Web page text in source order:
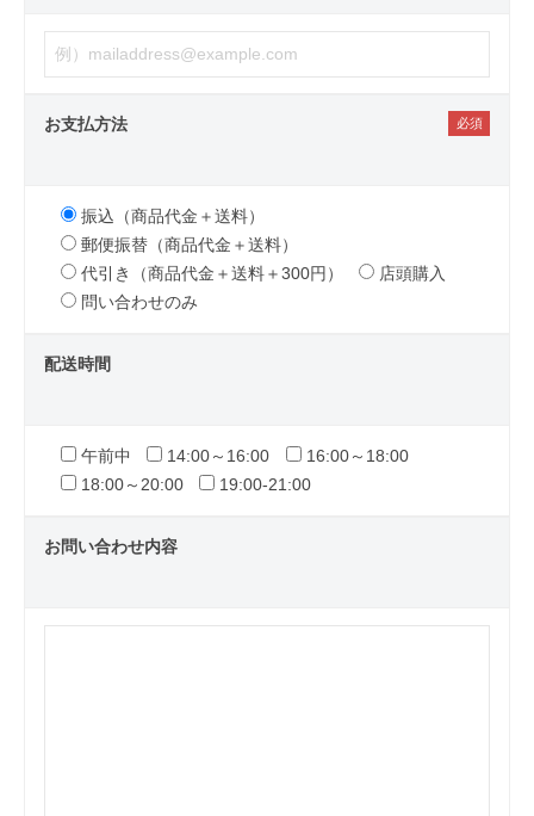
お支払方法
振込（商品代金＋送料）
郵便振替（商品代金＋送料）
代引き（商品代金＋送料＋300円）
店頭購入
問い合わせのみ
配送時間
午前中 14:00～16:00
16:00～18:00
18:00～20:00
19:00-21:00
お問い合わせ内容